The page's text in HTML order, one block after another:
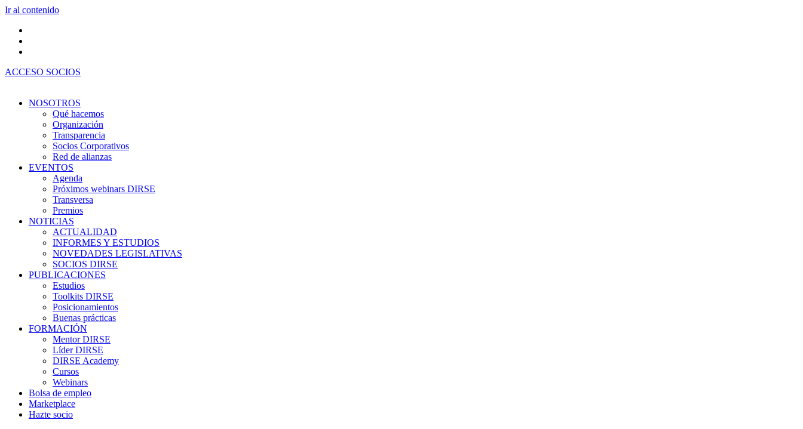
Ir al contenido
ACCESO SOCIOS
NOSOTROS
Qué hacemos
Organización
Transparencia
Socios Corporativos
Red de alianzas
EVENTOS
Agenda
Próximos webinars DIRSE
Transversa
Premios
NOTICIAS
ACTUALIDAD
INFORMES Y ESTUDIOS
NOVEDADES LEGISLATIVAS
SOCIOS DIRSE
PUBLICACIONES
Estudios
Toolkits DIRSE
Posicionamientos
Buenas prácticas
FORMACIÓN
Mentor DIRSE
Líder DIRSE
DIRSE Academy
Cursos
Webinars
Bolsa de empleo
Marketplace
Hazte socio